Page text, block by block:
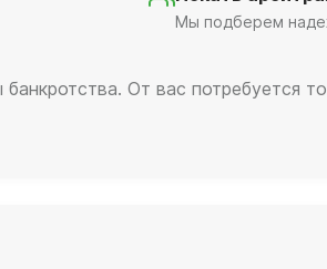
Мы подберем
От вас потребуется